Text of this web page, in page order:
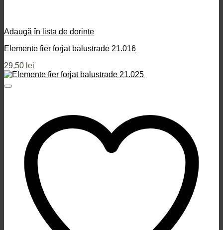
Adaugă în lista de dorințe
Elemente fier forjat balustrade 21.016
29,50 lei